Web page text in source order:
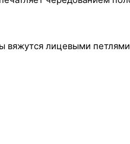
вяжутся лицевыми